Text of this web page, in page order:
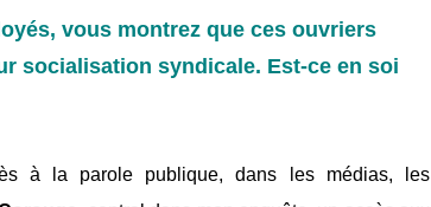
vous montrez que ces ouvriers
socialisation syndicale. Est-ce en soi
à la parole publique, dans les médias, les